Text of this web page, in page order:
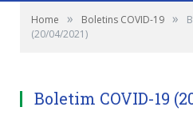
Home » Boletins COVID-19 »
(20/04/2021)
Boletim COVID-19